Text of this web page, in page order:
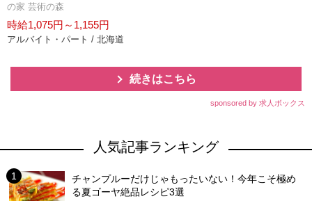
の家 芸術の森
時給1,075円～1,155円
アルバイト・パート / 北海道
続きはこちら
sponsored by 求人ボックス
人気記事ランキング
チャンプルーだけじゃもったいない！今年こそ極め
る夏ゴーヤ絶品レシピ3選